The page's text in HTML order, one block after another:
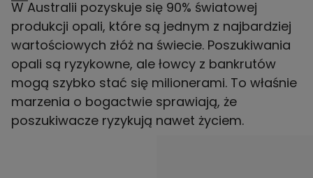
W Australii pozyskuje się 90% światowej
produkcji opali, które są jednym z najbardziej
wartościowych złóż na świecie. Poszukiwania
opali są ryzykowne, ale łowcy z bankrutów
mogą szybko stać się milionerami. To właśnie
marzenia o bogactwie sprawiają, że
poszukiwacze ryzykują nawet życiem.